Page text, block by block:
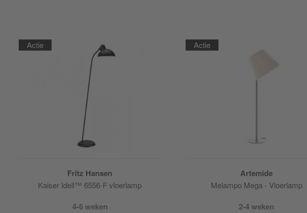
Fritz Hansen
Kaiser Idell™ 6556-F vloerlamp
4-6 weken
Actie
Artemide
Melampo Mega - Vloerlamp
2-4 weken
Actie